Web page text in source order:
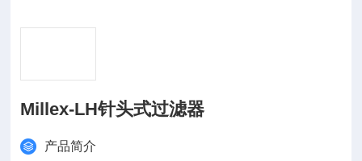
Millex-LH针头式过滤器
产品简介